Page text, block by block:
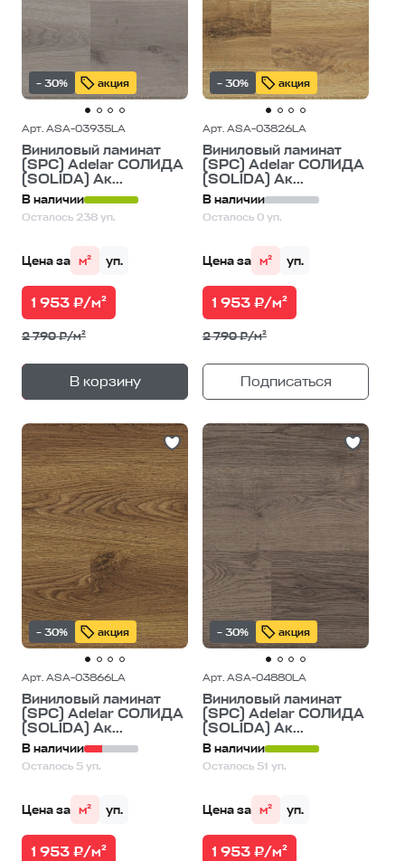
– 30% акция
Арт. ASA-03935LA
Виниловый ламинат
(SPC) Adelar СОЛИДА
(SOLIDA) Ак...
В наличии
Осталось 238 уп.
Цена за м² уп.
1 953 ₽/м²
2 790 ₽/м²
В корзину
— 1уп.
– 30% акция
Арт. ASA-03826LA
Виниловый ламинат
(SPC) Adelar СОЛИДА
(SOLIDA) Ак...
В наличии
Осталось 0 уп.
Цена за м² уп.
1 953 ₽/м²
2 790 ₽/м²
Подписаться
– 30% акция
Арт. ASA-03866LA
Виниловый ламинат
(SPC) Adelar СОЛИДА
(SOLIDA) Ак...
В наличии
Осталось 5 уп.
Цена за м² уп.
1 953 ₽/м²
– 30% акция
Арт. ASA-04880LA
Виниловый ламинат
(SPC) Adelar СОЛИДА
(SOLIDA) Ак...
В наличии
Осталось 51 уп.
Цена за м² уп.
1 953 ₽/м²